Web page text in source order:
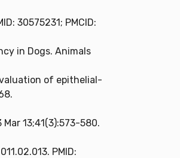
30575231; PMCID:
in Dogs. Animals
of epithelial-
13;41(3):573-580.
PMID: